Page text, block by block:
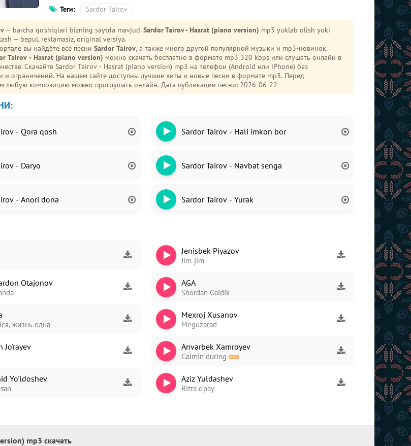
Теги: Sardor Tairov
— barcha qo'shiqlari bizning saytda mavjud. Sardor Tairov - Hasrat (piano version) mp3 yuklab olish yoki
— bepul, reklamasiz, original versiya.
вы найдёте все песни Sardor Tairov, а также много другой популярной музыки и mp3-новинок.
Tairov - Hasrat (piano version) можно скачать бесплатно в формате mp3 320 kbps или слушать онлайн в
на телефон (Android или iPhone) без
и ограничений. На нашем сайте доступны лучшие хиты и новые песни в формате mp3. Перед
любую композицию можно прослушать онлайн. Дата публикации песни: 2026-06-22
- Qora qosh
- Daryo
- Anori dona
Sardor Tairov - Hali imkon bor
Sardor Tairov - Navbat senga
Sardor Tairov - Yurak
Otajonov
жизнь одна
Jo'rayev
Yo'ldoshev
Jenisbek Piyazov
Jim-jim
AGA
Shordan Galdik
Mexroj Xusanov
Meguzarad
Anvarbek Xamroyev
Galmin during
Aziz Yuldashev
Bitta o'pay
mp3 скачать